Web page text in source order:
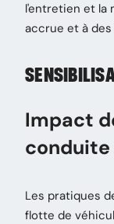
l'entretien et la
accrue et à
Impact
Les pratiques
flotte de